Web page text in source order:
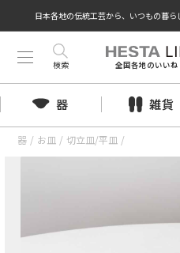
日本各地の伝統工芸から、いつもの暮
全国各地のいい
検索
器 雑貨
器 / お皿 / 切立皿/平皿 /